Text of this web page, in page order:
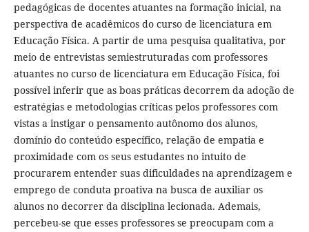
pedagógicas de docentes atuantes na formação inicial, na
perspectiva de acadêmicos do curso de licenciatura em
Educação Física. A partir de uma pesquisa qualitativa, por
meio de entrevistas semiestruturadas com professores
atuantes no curso de licenciatura em Educação Física, foi
possível inferir que as boas práticas decorrem da adoção de
estratégias e metodologias críticas pelos professores com
vistas a instigar o pensamento autônomo dos alunos,
domínio do conteúdo específico, relação de empatia e
proximidade com os seus estudantes no intuito de
procurarem entender suas dificuldades na aprendizagem e
emprego de conduta proativa na busca de auxiliar os
alunos no decorrer da disciplina lecionada. Ademais,
percebeu-se que esses professores se preocupam com a